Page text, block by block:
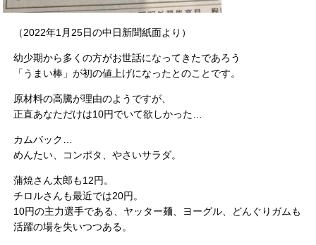
（2022年1月25日の中日新聞紙面より）
幼少期から多くの方がお世話になってきたであろう
「うまい棒」が初の値上げになったとのことです。
原材料の高騰が理由のようですが、
正直あなただけは10円でいて欲しかった…
カムバック…
めんたい、コンポタ、やさいサラダ。
蒲焼さん太郎も12円。
チロルさんも最近では20円。
10円の主力選手である、ヤッター麺、ヨーグル、どんぐりガムも
活躍の場を失いつつある。